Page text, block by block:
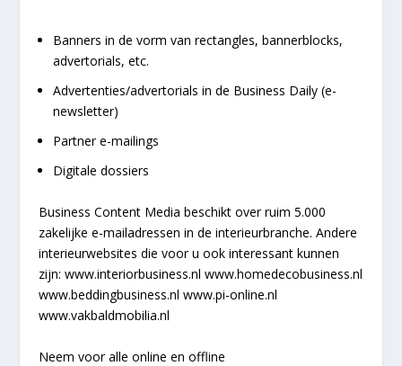
Banners in de vorm van rectangles, bannerblocks,
advertorials, etc.
Advertenties/advertorials in de Business Daily (e-
newsletter)
Partner e-mailings
Digitale dossiers
Business Content Media beschikt over ruim 5.000
zakelijke e-mailadressen in de interieurbranche. Andere
interieurwebsites die voor u ook interessant kunnen
zijn: www.interiorbusiness.nl www.homedecobusiness.nl
www.beddingbusiness.nl www.pi-online.nl
www.vakbaldmobilia.nl
Neem voor alle online en offline